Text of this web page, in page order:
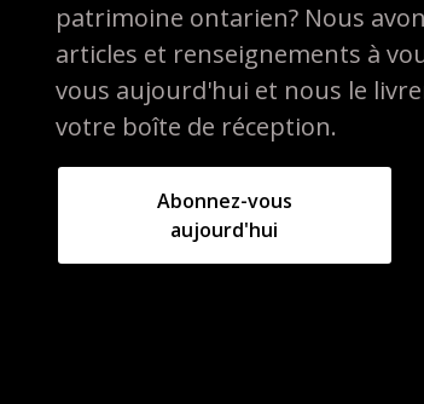
patrimoine ontarien? Nous
articles et renseignements à
vous aujourd'hui et nous le
votre boîte de réception.
Abonnez-vous
aujourd'hui